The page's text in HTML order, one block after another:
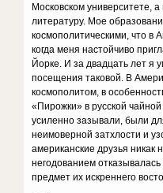
Московском университете,
литературу. Мое
космополитическими, что в
когда меня настойчиво
Йорке. И за двадцать лет я
посещения таковой. В
космополитом, в
«Пирожки» в русской
усиленно зазывали, были
неимоверной затхлости и
американские друзья никак
негодованием
предмет их искреннего